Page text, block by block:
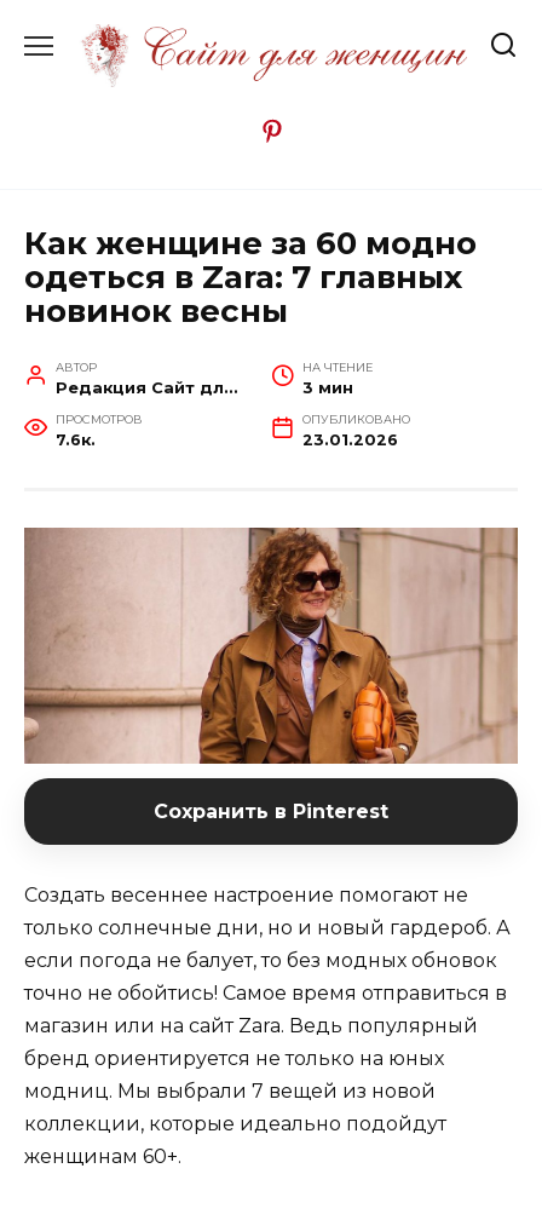
содержанию
Как женщине за 60 модно
одеться в Zara: 7 главных
новинок весны
АВТОР
Редакция Сайт для женщин
НА ЧТЕНИЕ
3 мин
ПРОСМОТРОВ
7.6к.
ОПУБЛИКОВАНО
23.01.2026
Сохранить в Pinterest
Создать весеннее настроение помогают не
только солнечные дни, но и новый гардероб. А
если погода не балует, то без модных обновок
точно не обойтись! Самое время отправиться в
магазин или на сайт Zara. Ведь популярный
бренд ориентируется не только на юных
модниц. Мы выбрали 7 вещей из новой
коллекции, которые идеально подойдут
женщинам 60+.